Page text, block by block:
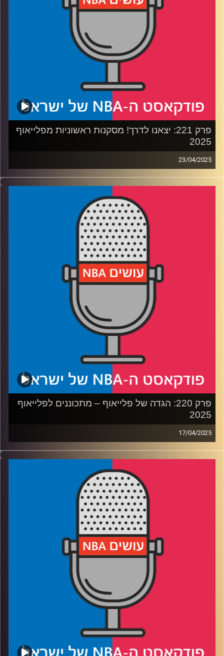
רבע 4: מסר למי שמאשימ/ה את האנליסטים, ומסר למי
ביום שישי – פרק חדש עם הדרמות של סיום הסיבוב הראשון
עידן לוצקי
פרק 221: יצאנו לדרך! מסקנות ראשוניות מפלייאוף
2025
23/04/2025
פודקאסט האן.בי.איי עם ערן סורוקה, שרון דוידוביץ', משה
דוידוביץ' ועידן לוצקי, בשיתוף קול האוניברסיטה.
קרדיט תמונות:עידן לוצקי
פרק 220: הגדה של פלייאוף – מתכוננים לפלייאוף
2025
17/04/2025
פודקאסט האן.בי.איי עם ערן סורוקה, שרון דוידוביץ', משה
דוידוביץ' ועידן לוצקי, בשיתוף קול האוניברסיטה.
רבע 1: דנבר נאגטס עם רוח חדשה, לו בטוח שזה יספיק,
ולוקה דונצ׳יץ׳ שוב מול אנטוני אדווארדס
רבע 2: טילים מול לוחמים (ולהיפך), לאן הולכות פניקס סאנס
רבע 3: קייד קנינגהאם עולה על הבמה, יאניס אנטטוקומפו
רבע 4: הבדלי סגנונות נפגשים בבוסטון, והניחושים שלנו עד
עידן לוצקי